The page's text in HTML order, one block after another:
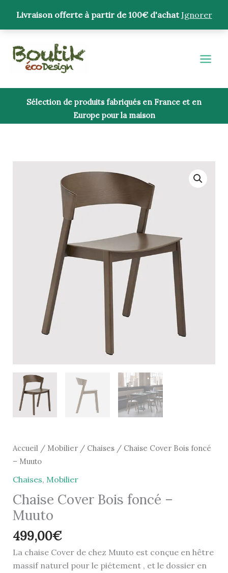
Livraison offerte à partir de 100€ d'achat Ignorer
contenu
Sélection de produits fabriqués en France et en
Europe pour la maison
Accueil / Mobilier/ Chaises/ Chaise Cover Bois foncé
– Muuto
Chaises, Mobilier
Chaise Cover Bois foncé –
Muuto
499,00€
La chaise Cover de chez Muuto est conçue en hêtre
massif naturel pour le piétement , et le dossier en